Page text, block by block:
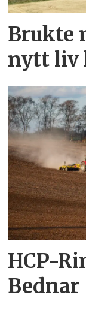
Brukte
nytt liv
HCP-
Bednar